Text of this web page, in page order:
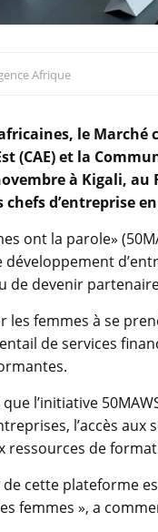
Afrique
le Marché
(CAE) et la
à Kigali,
d’entreprise
ont la parole»
de devenir
les femmes à se
de services
l’initiative
l’accès
ressources de
de cette plateforme
femmes », a